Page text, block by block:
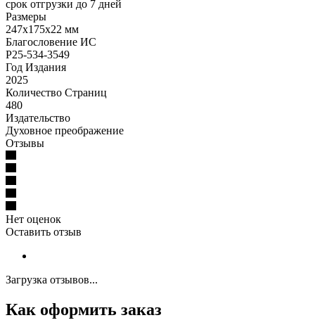
срок отгрузки до 7 дней
Размеры
247х175х22 мм
Благословение ИС
Р25-534-3549
Год Издания
2025
Количество Страниц
480
Издательство
Духовное преображение
Отзывы
Нет оценок
Оставить отзыв
Загрузка отзывов...
Как оформить заказ